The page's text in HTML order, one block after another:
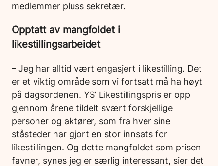
medlemmer pluss sekretær.
Opptatt av mangfoldet i
likestillingsarbeidet
– Jeg har alltid vært engasjert i likestilling. Det
er et viktig område som vi fortsatt må ha høyt
på dagsordenen. YS’ Likestillingspris er opp
gjennom årene tildelt svært forskjellige
personer og aktører, som fra hver sine
ståsteder har gjort en stor innsats for
likestillingen. Og dette mangfoldet som prisen
favner, synes jeg er særlig interessant, sier det